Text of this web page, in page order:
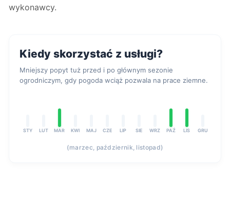
wykonawcy.
Kiedy skorzystać z usługi?
Mniejszy popyt tuż przed i po głównym sezonie
ogrodniczym, gdy pogoda wciąż pozwala na prace ziemne.
STY LUT MAR KWI MAJ CZE LIP SIE WRZ PAŹ LIS GRU
(marzec, październik, listopad)